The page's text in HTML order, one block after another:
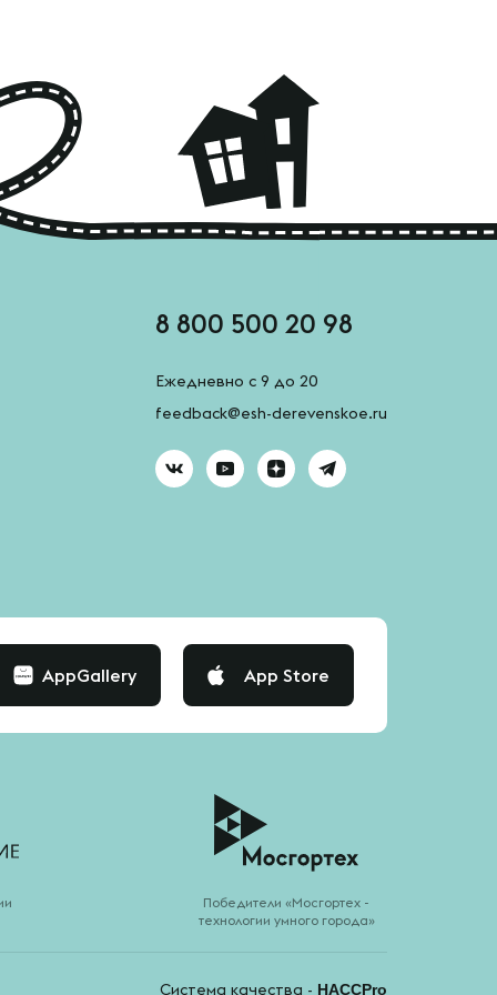
8 800 500 20 98
Ежедневно с 9 до 20
feedback@esh-derevenskoe.ru
AppGallery App Store
Победители «Мосгортех -
технологии умного города»
Система качества - HACCPro